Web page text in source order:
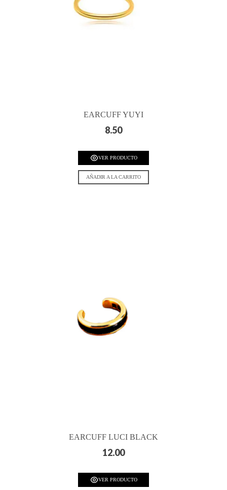
EARCUFF YUYI
8.50
VER PRODUCTO
AÑADIR A LA CARRITO
EARCUFF LUCI BLACK
12.00
VER PRODUCTO